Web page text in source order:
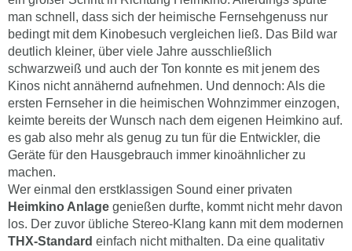
man schnell, dass sich der heimische Fernsehgenuss nur
bedingt mit dem Kinobesuch vergleichen ließ. Das Bild war
deutlich kleiner, über viele Jahre ausschließlich
schwarzweiß und auch der Ton konnte es mit jenem des
Kinos nicht annähernd aufnehmen. Und dennoch: Als die
ersten Fernseher in die heimischen Wohnzimmer einzogen,
keimte bereits der Wunsch nach dem eigenen Heimkino auf.
es gab also mehr als genug zu tun für die Entwickler, die
Geräte für den Hausgebrauch immer kinoähnlicher zu
machen.
Wer einmal den erstklassigen Sound einer privaten
Heimkino Anlage genießen durfte, kommt nicht mehr davon
los. Der zuvor übliche Stereo-Klang kann mit dem modernen
THX-Standard einfach nicht mithalten. Da eine qualitativ